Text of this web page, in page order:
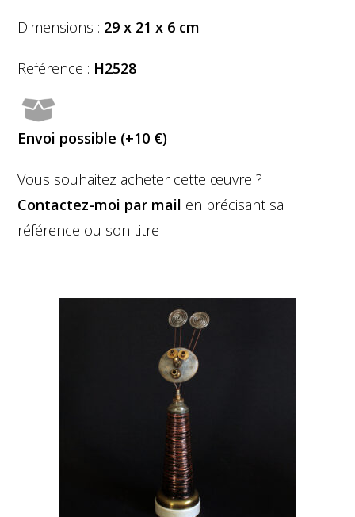
Dimensions : 29 x 21 x 6 cm
Reférence : H2528
Envoi possible (+10 €)
Vous souhaitez acheter cette œuvre ?
Contactez-moi par mail en précisant sa
référence ou son titre